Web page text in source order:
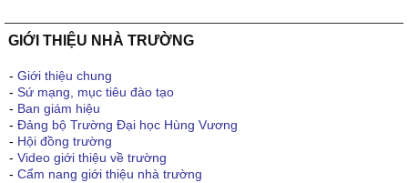
GIỚI THIỆU NHÀ TRƯỜNG
- Giới thiệu chung
- Sứ mạng, mục tiêu đào tạo
- Ban giám hiệu
- Đảng bộ Trường Đại học Hùng Vương
- Hội đồng trường
- Video giới thiệu về trường
- Cẩm nang giới thiệu nhà trường